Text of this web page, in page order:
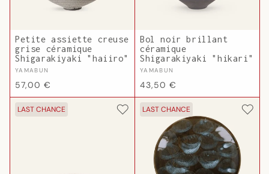
Petite assiette creuse
grise céramique
Shigarakiyaki "haiiro"
Fournisseur :
YAMABUN
Prix
habituel
57,00 €
Bol noir brillant
céramique
Shigarakiyaki "hikari"
Fournisseur :
YAMABUN
Prix
habituel
43,50 €
LAST CHANCE LAST CHANCE